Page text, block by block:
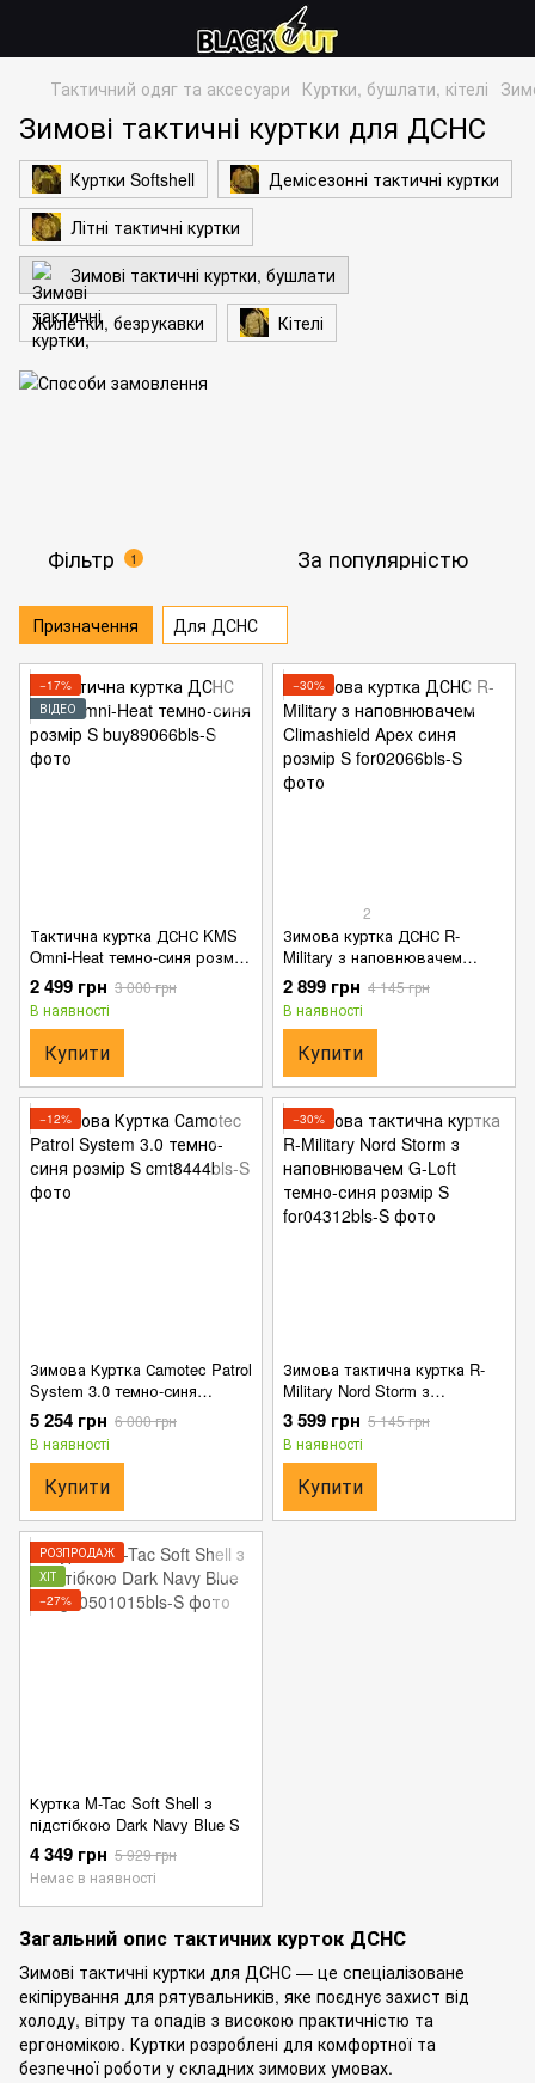
Тактичний одяг та аксесуари Куртки, бушлати, кітелі
Зимові тактичні куртки для ДСНС
Куртки Softshell
Демісезонні тактичні куртки
Літні тактичні куртки
Зимові тактичні куртки, бушлати
Жилетки, безрукавки
Кітелі
Фільтр 1 За популярністю
Призначення Для ДСНС
−17%
ВІДЕО
Тактична куртка ДСНС KMS
Omni-Heat темно-синя розмір
S
2 499 грн 3 000 грн
В наявності
Купити
−30%
2
Зимова куртка ДСНС R-
Military з наповнювачем
Climashield Apex синя розмір
S
2 899 грн 4 145 грн
В наявності
Купити
−12%
Зимова Куртка Сamotec Patrol
System 3.0 темно-синя
розмір S
5 254 грн 6 000 грн
В наявності
Купити
−30%
Зимова тактична куртка R-
Military Nord Storm з
наповнювачем G-Loft темно-
синя розмір S
3 599 грн 5 145 грн
В наявності
Купити
РОЗПРОДАЖ
ХІТ
−27%
Куртка M-Tac Soft Shell з
підстібкою Dark Navy Blue S
4 349 грн 5 929 грн
Немає в наявності
Загальний опис тактичних курток ДСНС
Зимові тактичні куртки для ДСНС — це спеціалізоване
екіпірування для рятувальників, яке поєднує захист від
холоду, вітру та опадів з високою практичністю та
ергономікою. Куртки розроблені для комфортної та
безпечної роботи у складних зимових умовах.